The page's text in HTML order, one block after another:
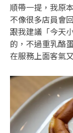
順帶一提，我原
不像很多店員會
跟我建議「今天
的，不過重乳酪
在服務上面客氣